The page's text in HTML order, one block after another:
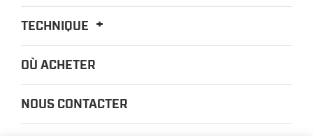
TECHNIQUE
OÙ ACHETER
NOUS CONTACTER